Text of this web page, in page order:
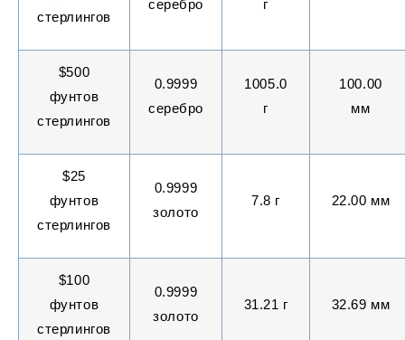
стерлингов
серебро
г
$500
фунтов
стерлингов
0.9999
серебро
1005.0
г
100.00
мм
$25
фунтов
стерлингов
0.9999
золото
7.8 г 22.00 мм
$100
фунтов
стерлингов
0.9999
золото
31.21 г 32.69 мм